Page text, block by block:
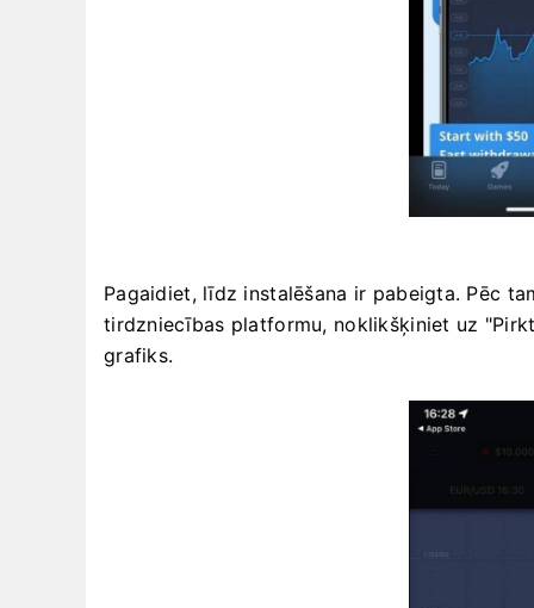
Pagaidiet, līdz instalēšana ir pabeigta. Pēc
tirdzniecības platformu, noklikšķiniet uz
grafiks.